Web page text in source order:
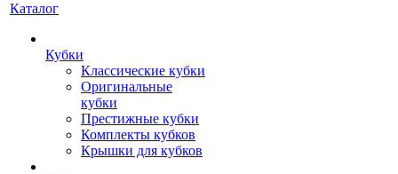
Каталог
Кубки
Классические кубки
Оригинальные
кубки
Престижные кубки
Комплекты кубков
Крышки для кубков